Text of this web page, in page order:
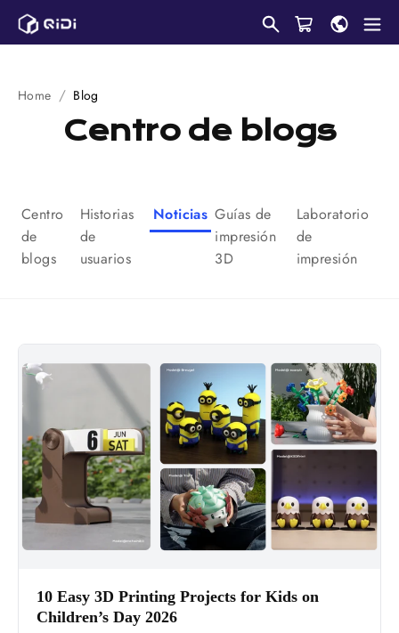
Saltar
Home Blog
Centro de blogs
Centro
de
blogs
Historias
de
usuarios
Noticias Guías de
impresión
3D
Laboratorio
de
impresión
10 Easy 3D Printing Projects for Kids on
Children’s Day 2026